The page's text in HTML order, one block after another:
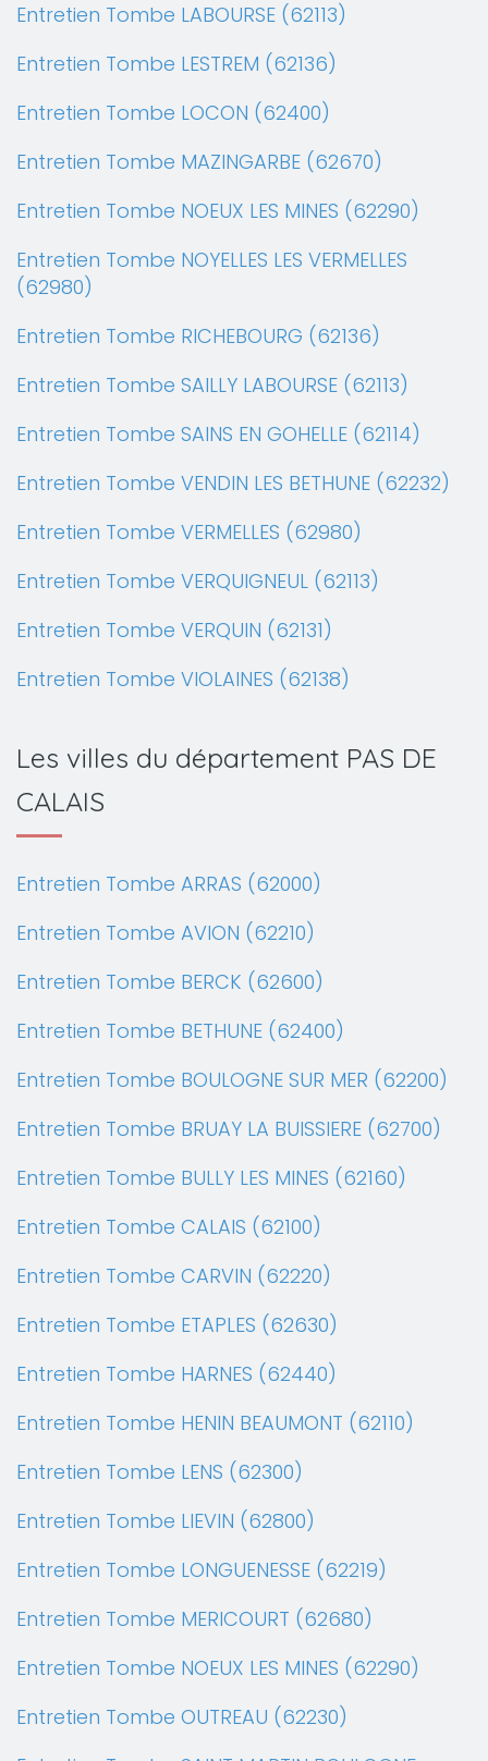
Entretien Tombe LABOURSE (62113)
Entretien Tombe LESTREM (62136)
Entretien Tombe LOCON (62400)
Entretien Tombe MAZINGARBE (62670)
Entretien Tombe NOEUX LES MINES (62290)
Entretien Tombe NOYELLES LES VERMELLES
(62980)
Entretien Tombe RICHEBOURG (62136)
Entretien Tombe SAILLY LABOURSE (62113)
Entretien Tombe SAINS EN GOHELLE (62114)
Entretien Tombe VENDIN LES BETHUNE (62232)
Entretien Tombe VERMELLES (62980)
Entretien Tombe VERQUIGNEUL (62113)
Entretien Tombe VERQUIN (62131)
Entretien Tombe VIOLAINES (62138)
Les villes du département PAS DE
CALAIS
Entretien Tombe ARRAS (62000)
Entretien Tombe AVION (62210)
Entretien Tombe BERCK (62600)
Entretien Tombe BETHUNE (62400)
Entretien Tombe BOULOGNE SUR MER (62200)
Entretien Tombe BRUAY LA BUISSIERE (62700)
Entretien Tombe BULLY LES MINES (62160)
Entretien Tombe CALAIS (62100)
Entretien Tombe CARVIN (62220)
Entretien Tombe ETAPLES (62630)
Entretien Tombe HARNES (62440)
Entretien Tombe HENIN BEAUMONT (62110)
Entretien Tombe LENS (62300)
Entretien Tombe LIEVIN (62800)
Entretien Tombe LONGUENESSE (62219)
Entretien Tombe MERICOURT (62680)
Entretien Tombe NOEUX LES MINES (62290)
Entretien Tombe OUTREAU (62230)